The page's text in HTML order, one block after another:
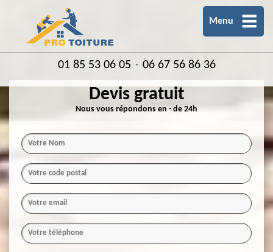
Menu
01 85 53 06 05 - 06 67 56 86 36
Devis gratuit
Nous vous répondons en - de 24h